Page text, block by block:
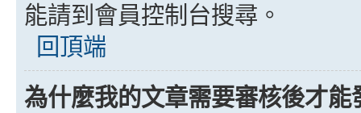
能請到會員控制台搜尋。
回頂端
為什麼我的文章需要審核後才能